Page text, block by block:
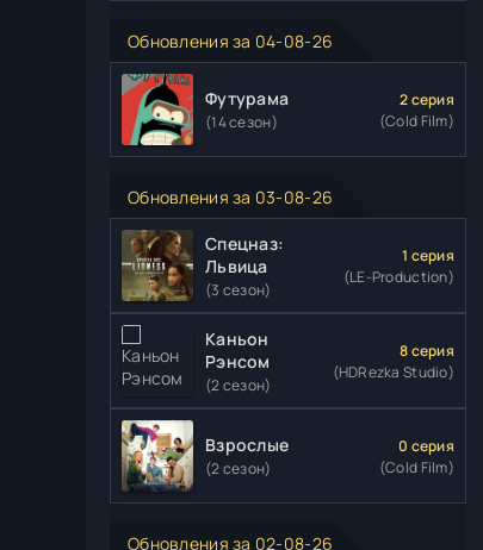
Обновления за 04-08-26
Футурама
(14 сезон)
2 серия
(Cold Film)
Обновления за 03-08-26
Спецназ:
Львица
(3 сезон)
1 серия
(LE-Production)
Каньон
Рэнсом
(2 сезон)
8 серия
(HDRezka Studio)
Взрослые
(2 сезон)
0 серия
(Cold Film)
Обновления за 02-08-26